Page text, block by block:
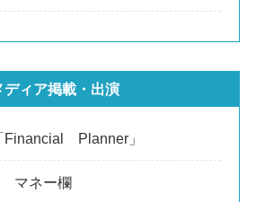
ディア掲載・出演
Financial Planner」
マネー欄